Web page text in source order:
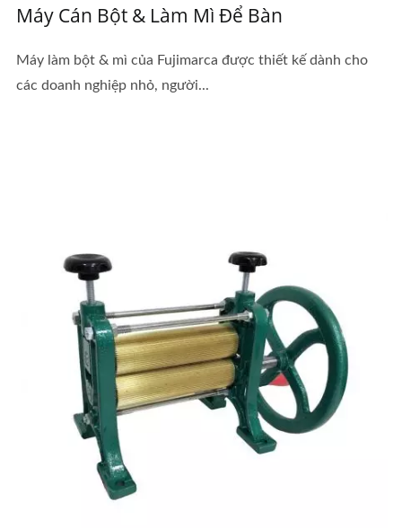
Máy Cán Bột & Làm Mì Để Bàn
Máy làm bột & mì của Fujimarca được thiết kế dành cho
các doanh nghiệp nhỏ, người...